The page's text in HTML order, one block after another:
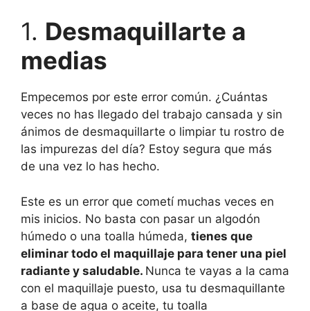
1. Desmaquillarte a
medias
Empecemos por este error común. ¿Cuántas
veces no has llegado del trabajo cansada y sin
ánimos de desmaquillarte o limpiar tu rostro de
las impurezas del día? Estoy segura que más
de una vez lo has hecho.
Este es un error que cometí muchas veces en
mis inicios. No basta con pasar un algodón
húmedo o una toalla húmeda, tienes que
eliminar todo el maquillaje para tener una piel
radiante y saludable. Nunca te vayas a la cama
con el maquillaje puesto, usa tu desmaquillante
a base de agua o aceite, tu toalla